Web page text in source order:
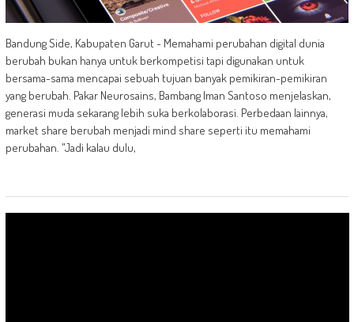
Bandung Side, Kabupaten Garut - Memahami perubahan digital dunia
berubah bukan hanya untuk berkompetisi tapi digunakan untuk
bersama-sama mencapai sebuah tujuan banyak pemikiran-pemikiran
yang berubah. Pakar Neurosains, Bambang Iman Santoso menjelaskan,
generasi muda sekarang lebih suka berkolaborasi. Perbedaan lainnya,
market share berubah menjadi mind share seperti itu memahami
perubahan. "Jadi kalau dulu,